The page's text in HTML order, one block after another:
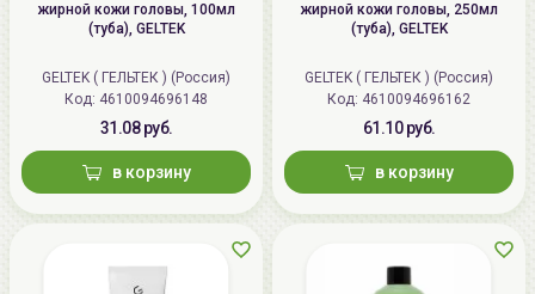
жирной кожи головы, 100мл
(туба), GELTEK
GELTEK ( ГЕЛЬТЕК ) (Россия)
Код: 4610094696148
31.08 руб.
в корзину
жирной кожи головы, 250мл
(туба), GELTEK
GELTEK ( ГЕЛЬТЕК ) (Россия)
Код: 4610094696162
61.10 руб.
в корзину